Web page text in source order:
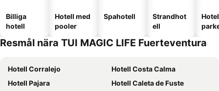
Billiga
hotell
Hotell med
pooler
Spahotell
Strandhot
ell
Resmål nära TUI MAGIC LIFE Fuerteventura
Hotell Corralejo
Hotell Costa Calma
Hotell Pajara
Hotell Caleta de Fuste